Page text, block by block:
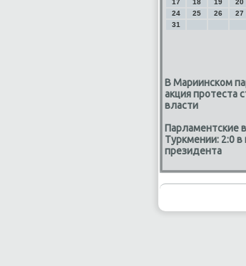
17
18 19 20
24
25 26 27
31
В Мариинском
акция протеста
власти
Парламентские
Туркмении: 2:0 в
президента